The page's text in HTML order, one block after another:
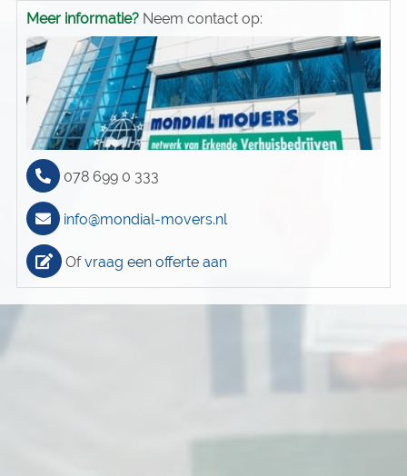
Meer informatie?Neem contact op:
078 699 0 333
info@mondial-movers.nl
Ofvraag een offerte aan